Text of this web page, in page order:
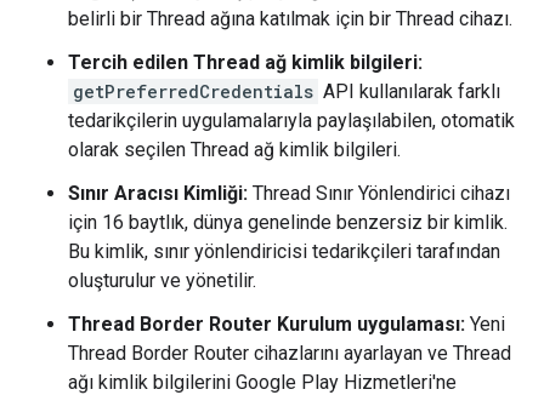
belirli bir Thread ağına katılmak için bir Thread cihazı.
Tercih edilen Thread ağ kimlik bilgileri:
getPreferredCredentials API kullanılarak farklı
tedarikçilerin uygulamalarıyla paylaşılabilen, otomatik
olarak seçilen Thread ağ kimlik bilgileri.
Sınır Aracısı Kimliği: Thread Sınır Yönlendirici cihazı
için 16 baytlık, dünya genelinde benzersiz bir kimlik.
Bu kimlik, sınır yönlendiricisi tedarikçileri tarafından
oluşturulur ve yönetilir.
Thread Border Router Kurulum uygulaması: Yeni
Thread Border Router cihazlarını ayarlayan ve Thread
ağı kimlik bilgilerini Google Play Hizmetleri'ne